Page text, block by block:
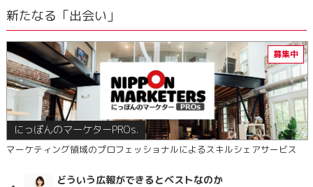
新たなる「出会い」
にっぽんのマーケターPROs.
マーケティング領域のプロフェッショナルによるスキルシェアサービス
どういう広報ができるとベストなのか